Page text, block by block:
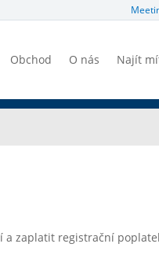
Obchod O nás Najít
zaplatit registrační